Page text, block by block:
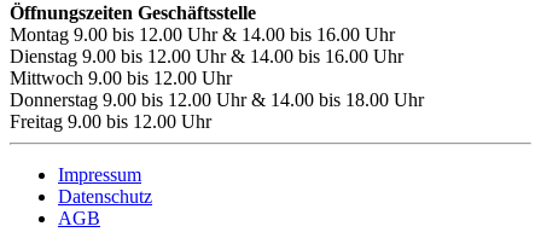
Öffnungszeiten Geschäftsstelle
Montag 9.00 bis 12.00 Uhr & 14.00 bis 16.00 Uhr
Dienstag 9.00 bis 12.00 Uhr & 14.00 bis 16.00 Uhr
Mittwoch 9.00 bis 12.00 Uhr
Donnerstag 9.00 bis 12.00 Uhr & 14.00 bis 18.00 Uhr
Freitag 9.00 bis 12.00 Uhr
Impressum
Datenschutz
AGB